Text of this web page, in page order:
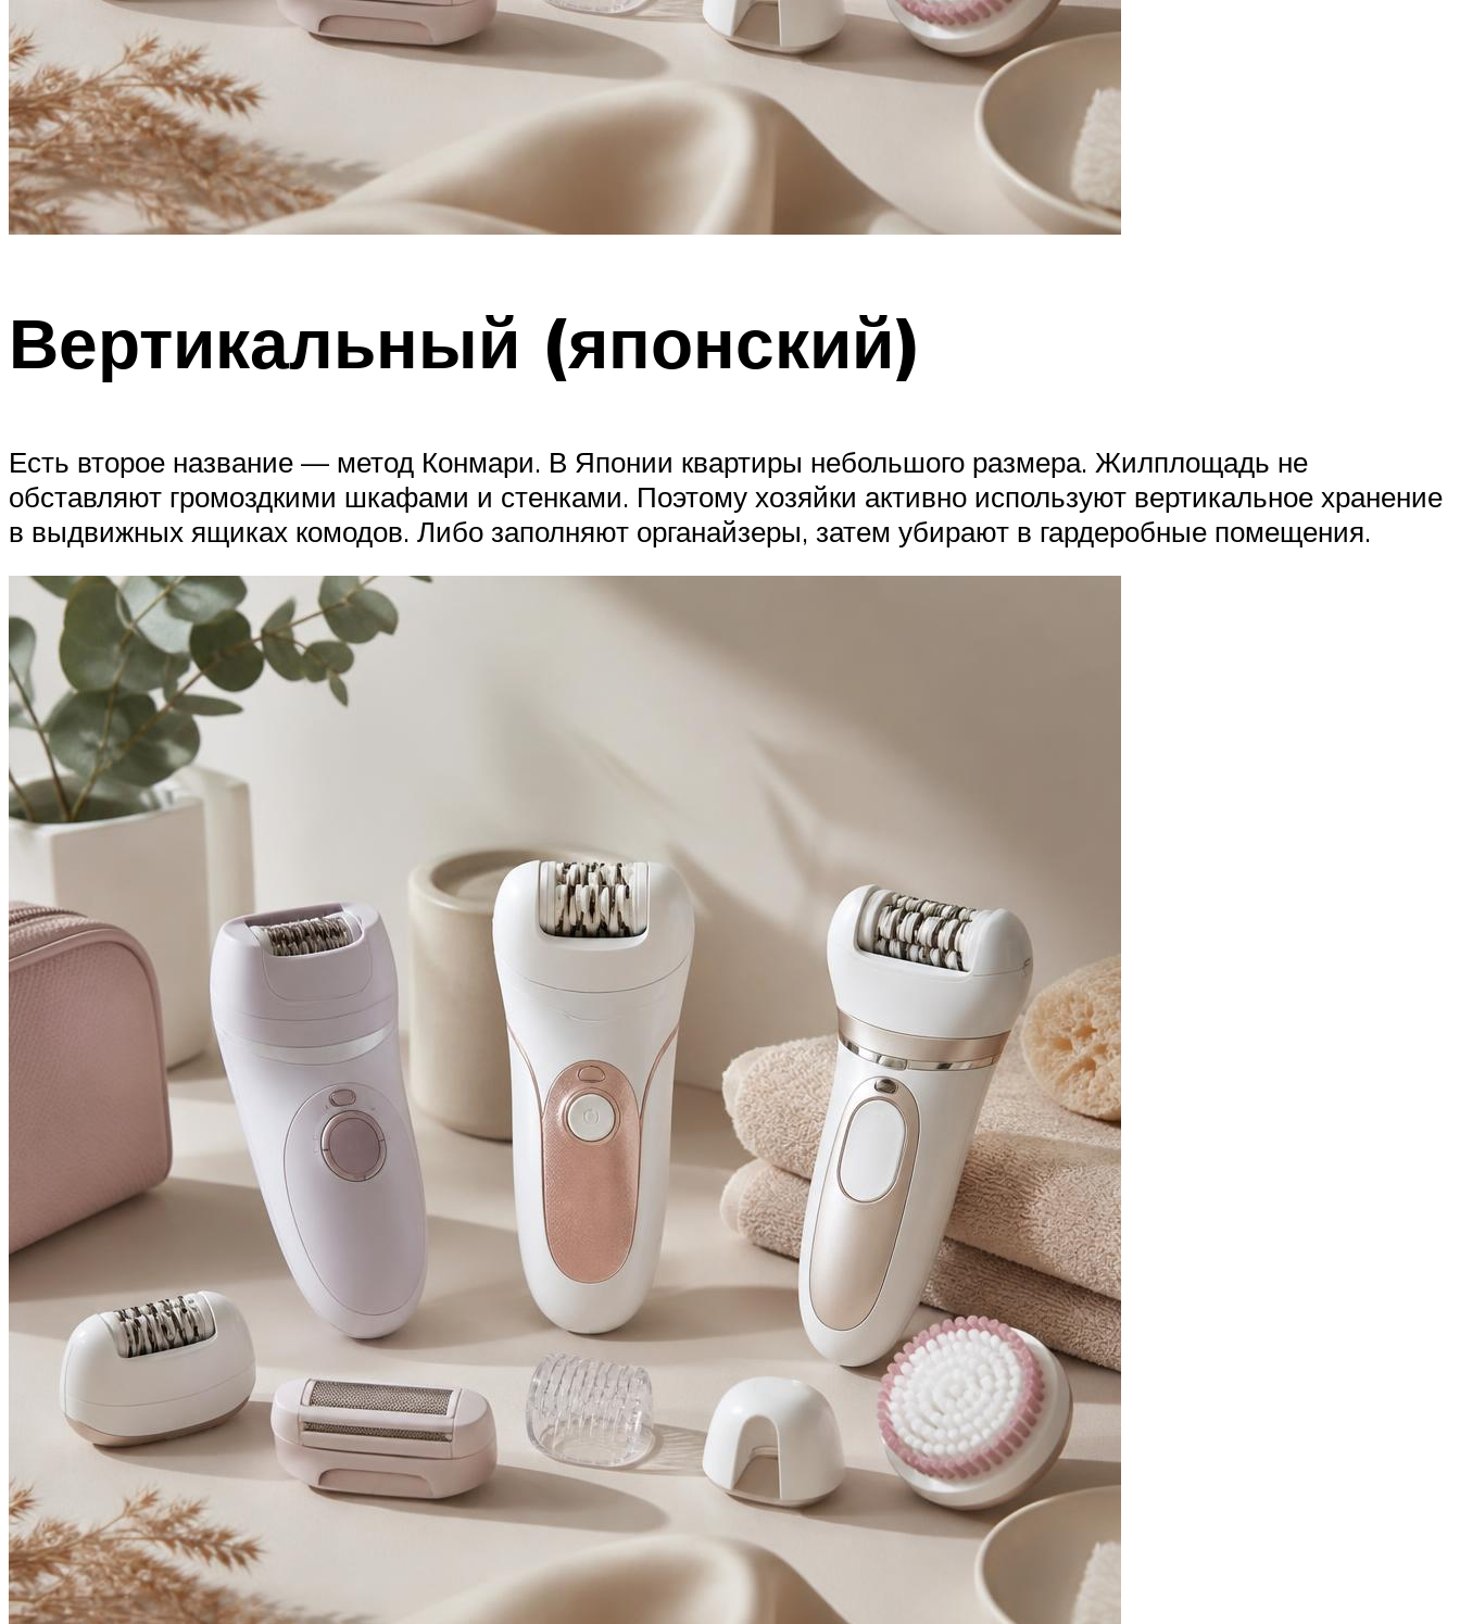
Вертикальный (японский)
Есть второе название — метод Конмари. В Японии квартиры небольшого размера. Жилплощадь не
обставляют громоздкими шкафами и стенками. Поэтому хозяйки активно используют вертикальное хранение
в выдвижных ящиках комодов. Либо заполняют органайзеры, затем убирают в гардеробные помещения.